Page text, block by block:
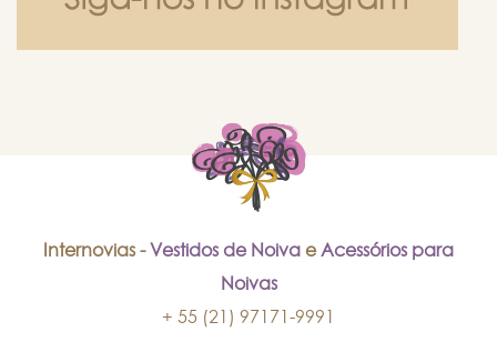
Internovias -Vestidos de Noiva e Acessórios para
Noivas
+ 55 (21) 97171-9991